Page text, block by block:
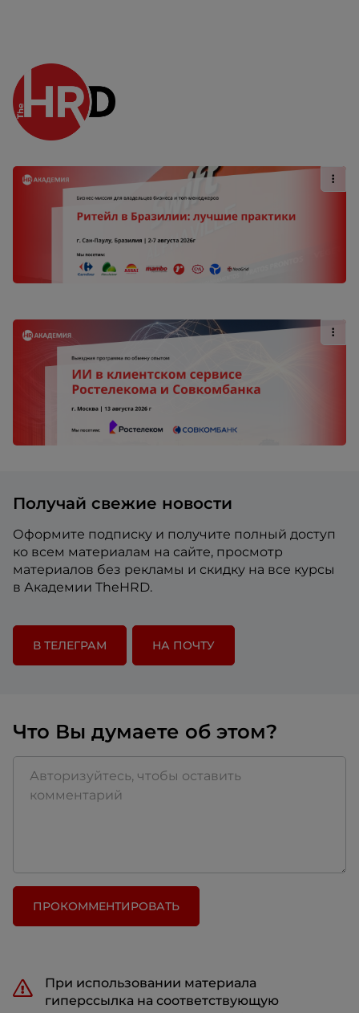
Получай свежие новости
Оформите подписку и получите полный доступ
ко всем материалам на сайте, просмотр
материалов без рекламы и скидку на все курсы
в Академии TheHRD.
В ТЕЛЕГРАМ НА ПОЧТУ
Что Вы думаете об этом?
ПРОКОММЕНТИРОВАТЬ
При использовании материала
гиперссылка на соответствующую